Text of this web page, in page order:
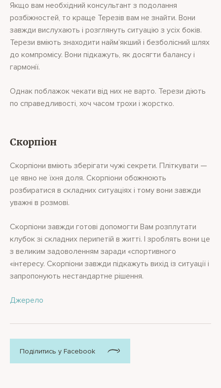
Якщо вам необхідний консультант з подолання
розбіжностей, то краще Терезів вам не знайти. Вони
завжди вислухають і розглянуть ситуацію з усіх боків.
Терези вміють знаходити найм’якший і безболісний шлях
до компромісу. Вони підкажуть, як досягти балансу і
гармонії.
Однак поблажок чекати від них не варто. Терези діють
по справедливості, хоч часом трохи і жорстко.
Скорпіон
Скорпіони вміють зберігати чужі секрети. Пліткувати —
це явно не їхня доля. Скорпіони обожнюють
розбиратися в складних ситуаціях і тому вони завжди
уважні в розмові.
Скорпіони завжди готові допомогти Вам розплутати
клубок зі складних перипетій в житті. І зроблять вони це
з великим задоволенням заради «спортивного
«інтересу. Скорпіони завжди підкажуть вихід із ситуації і
запропонують нестандартне рішення.
Джерело
Поділитись у Facebook